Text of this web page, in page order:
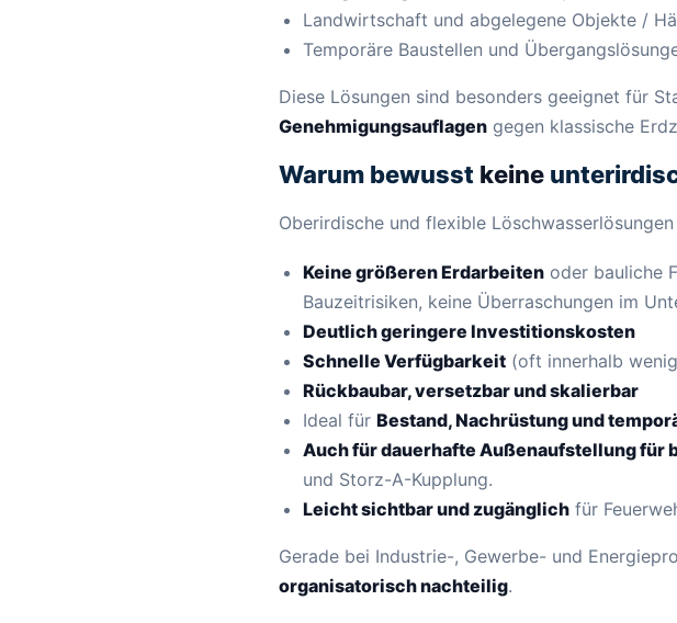
Landwirtschaft und abgelegene Objekte /
Temporäre Baustellen und
Diese Lösungen sind besonders geeignet für
Genehmigungsauflagen gegen klassische
Warum bewusst keine
Oberirdische und flexible
Keine größeren Erdarbeiten oder bauliche
Bauzeitrisiken, keine Überraschungen im
Deutlich geringere Investitionskosten
Schnelle Verfügbarkeit (oft innerhalb
Rückbaubar, versetzbar und skalierbar
Ideal für Bestand, Nachrüstung und
Auch für dauerhafte Außenaufstellung für
und Storz-A-Kupplung.
Leicht sichtbar und zugänglich für
Gerade bei Industrie-, Gewerbe- und
organisatorisch nachteilig.